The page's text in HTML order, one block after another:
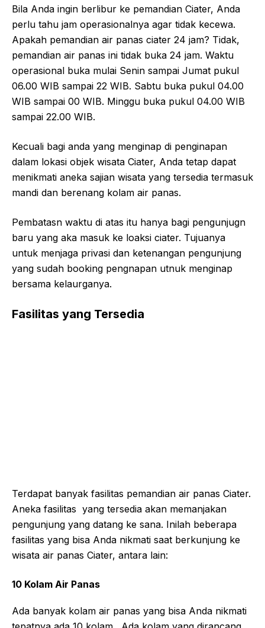
Bila Anda ingin berlibur ke pemandian Ciater, Anda
perlu tahu jam operasionalnya agar tidak kecewa.
Apakah pemandian air panas ciater 24 jam? Tidak,
pemandian air panas ini tidak buka 24 jam. Waktu
operasional buka mulai Senin sampai Jumat pukul
06.00 WIB sampai 22 WIB. Sabtu buka pukul 04.00
WIB sampai 00 WIB. Minggu buka pukul 04.00 WIB
sampai 22.00 WIB.
Kecuali bagi anda yang menginap di penginapan
dalam lokasi objek wisata Ciater, Anda tetap dapat
menikmati aneka sajian wisata yang tersedia termasuk
mandi dan berenang kolam air panas.
Pembatasn waktu di atas itu hanya bagi pengunjugn
baru yang aka masuk ke loaksi ciater. Tujuanya
untuk menjaga privasi dan ketenangan pengunjung
yang sudah booking pengnapan utnuk menginap
bersama kelaurganya.
Fasilitas yang Tersedia
Terdapat banyak fasilitas pemandian air panas Ciater.
Aneka fasilitas yang tersedia akan memanjakan
pengunjung yang datang ke sana. Inilah beberapa
fasilitas yang bisa Anda nikmati saat berkunjung ke
wisata air panas Ciater, antara lain:
10 Kolam Air Panas
Ada banyak kolam air panas yang bisa Anda nikmati